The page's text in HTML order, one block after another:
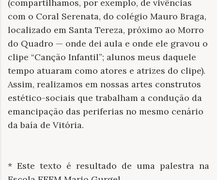
(compartilhamos, por exemplo, de vivências
com o Coral Serenata, do colégio Mauro Braga,
localizado em Santa Tereza, próximo ao Morro
do Quadro — onde dei aula e onde ele gravou o
clipe “Canção Infantil”; alunos meus daquele
tempo atuaram como atores e atrizes do clipe).
Assim, realizamos em nossas artes construtos
estético-sociais que trabalham a condução da
emancipação das periferias no mesmo cenário
da baía de Vitória.
* Este texto é resultado de uma palestra na